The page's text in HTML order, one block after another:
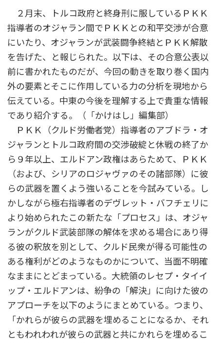
２月末、トルコ政府と終身刑に服しているＰＫＫ
指導者のオジャラン間でＰＫＫとの和平交渉が合意
にいたり、オジャランが武装闘争終結とＰＫＫ解散
を告げた、と報じられた。以下は、その合意公表以
前に書かれたものだが、今回の動きを取り巻く国内
外の要素とそこに作用している力の分析を現地から
伝えている。中東の今後を理解する上で貴重な情報
であり紹介する。（「かけはし」編集部）
ＰＫＫ（クルド労働者党）指導者のアブドラ・オ
ジャランとトルコ政府間の交渉破綻と休戦の終了か
ら９年以上、エルドアン政権はあらためて、ＰＫＫ
（および、シリアのロジャヴァのその諸部隊）に彼
らの武器を置くよう強いることを今試みている。し
かしながら極右指導者のデヴレット・バフチェリに
より始められたこの新たな「プロセス」は、オジャ
ランがクルド武装部隊の解体を求める場合にあり得
る彼の釈放を別として、クルド民衆が得る可能性の
ある権利がどのようなものかについて、当面不明確
なままにとどまっている。大統領のレセプ・タイイ
ップ・エルドアンは、紛争の「解決」に向けた彼の
アプローチを以下のようにまとめている。つまり、
「かれらが彼らの武器を埋めることになるか、それ
ともわれわれが彼らの武器と共にかれらを埋めるこ